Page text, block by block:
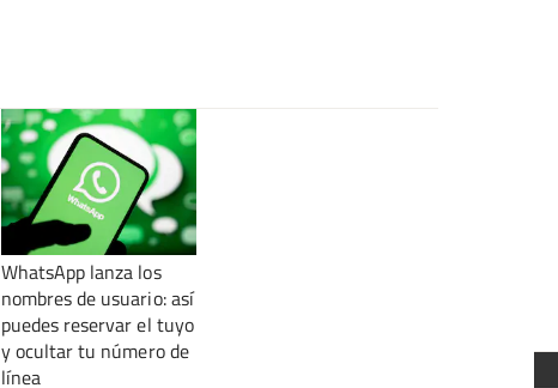
WhatsApp lanza los
nombres de usuario: así
puedes reservar el tuyo
y ocultar tu número de
línea